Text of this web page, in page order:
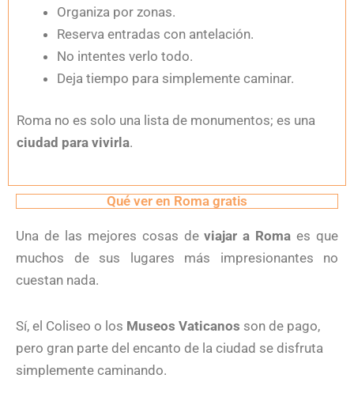
Organiza por zonas.
Reserva entradas con antelación.
No intentes verlo todo.
Deja tiempo para simplemente caminar.
Roma no es solo una lista de monumentos; es una
ciudad para vivirla.
Qué ver en Roma gratis
Una de las mejores cosas deviajar a Roma es que
muchos de sus lugares más impresionantes no
cuestan nada.
Sí, el Coliseo o los Museos Vaticanos son de pago,
pero gran parte del encanto de la ciudad se disfruta
simplemente caminando.